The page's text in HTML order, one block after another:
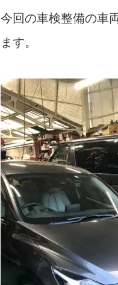
今回の車検整備の車
ます。